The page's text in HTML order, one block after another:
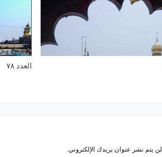
العدد ٧٨
لن يتم نشر عنوان بريدك الإلكتروني.